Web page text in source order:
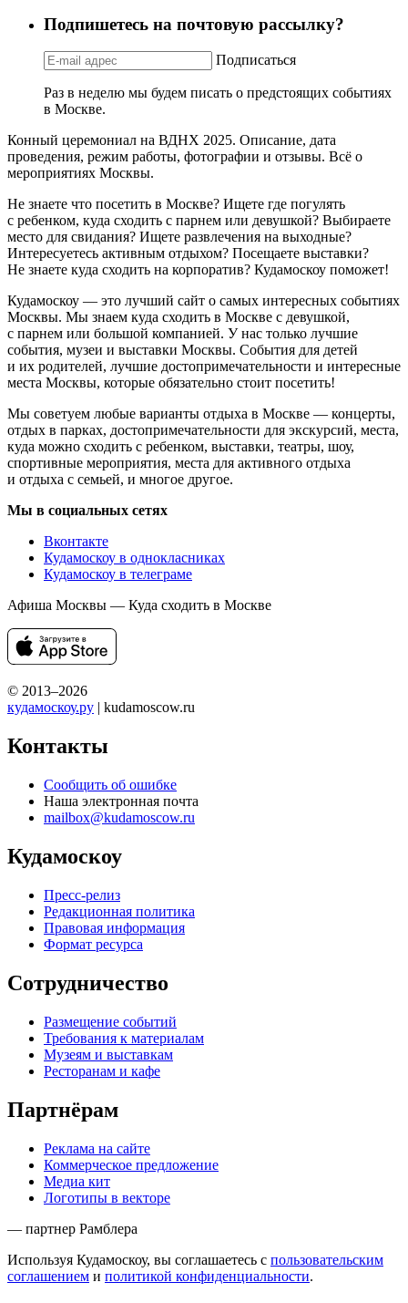
Подпишетесь на почтовую рассылку?
Подписаться
Раз в неделю мы будем писать о предстоящих событиях
в Москве.
Конный церемониал на ВДНХ 2025. Описание, дата
проведения, режим работы, фотографии и отзывы. Всё о
мероприятиях Москвы.
Не знаете что посетить в Москве? Ищете где погулять
с ребенком, куда сходить с парнем или девушкой? Выбираете
место для свидания? Ищете развлечения на выходные?
Интересуетесь активным отдыхом? Посещаете выставки?
Не знаете куда сходить на корпоратив? Кудамоскоу поможет!
Кудамоскоу — это лучший сайт о самых интересных событиях
Москвы. Мы знаем куда сходить в Москве с девушкой,
с парнем или большой компанией. У нас только лучшие
события, музеи и выставки Москвы. События для детей
и их родителей, лучшие достопримечательности и интересные
места Москвы, которые обязательно стоит посетить!
Мы советуем любые варианты отдыха в Москве — концерты,
отдых в парках, достопримечательности для экскурсий, места,
куда можно сходить с ребенком, выставки, театры, шоу,
спортивные мероприятия, места для активного отдыха
и отдыха с семьей, и многое другое.
Мы в социальных сетях
Вконтакте
Кудамоскоу в однокласниках
Кудамоскоу в телеграме
Афиша Москвы — Куда сходить в Москве
© 2013–2026
кудамоскоу.ру | kudamoscow.ru
Контакты
Сообщить об ошибке
Наша электронная почта
mailbox@kudamoscow.ru
Кудамоскоу
Пресс-релиз
Редакционная политика
Правовая информация
Формат ресурса
Сотрудничество
Размещение событий
Требования к материалам
Музеям и выставкам
Ресторанам и кафе
Партнёрам
Реклама на сайте
Коммерческое предложение
Медиа кит
Логотипы в векторе
— партнер Рамблера
Используя Кудамоскоу, вы соглашаетесь с пользовательским
соглашением и политикой конфиденциальности.